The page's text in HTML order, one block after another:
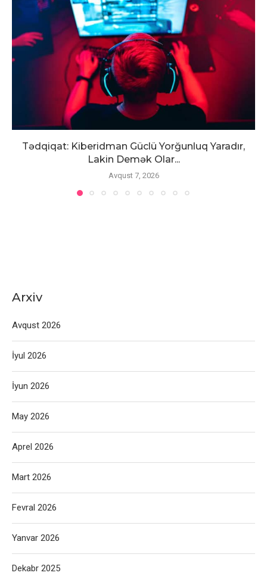
Tədqiqat: Kiberidman Güclü Yorğunluq Yaradır,
Lakin Demək Olar...
Avqust 7, 2026
Arxiv
Avqust 2026
İyul 2026
İyun 2026
May 2026
Aprel 2026
Mart 2026
Fevral 2026
Yanvar 2026
Dekabr 2025